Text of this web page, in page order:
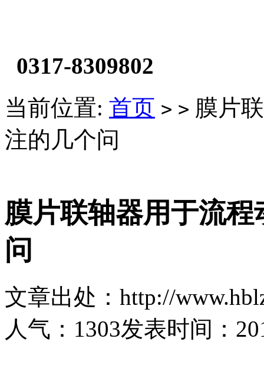
0317-8309802
当前位置: 首页 > > 膜片
注的几个问
膜片联轴器用于流
问
文章出处：http://
人气： 1303发表时间：